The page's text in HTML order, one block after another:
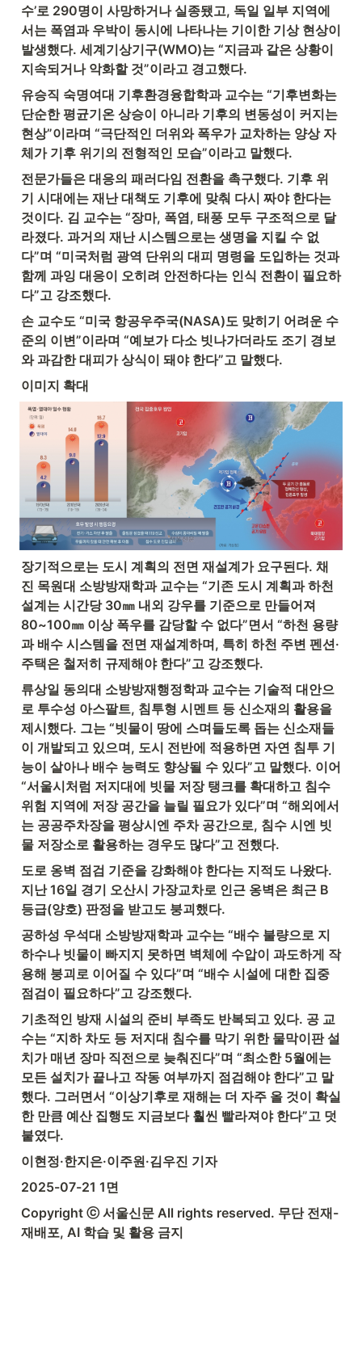
수’로 290명이 사망하거나 실종됐고, 독일 일부 지역에
서는 폭염과 우박이 동시에 나타나는 기이한 기상 현상이
발생했다. 세계기상기구(WMO)는 “지금과 같은 상황이
지속되거나 악화할 것”이라고 경고했다.
유승직 숙명여대 기후환경융합학과 교수는 “기후변화는
단순한 평균기온 상승이 아니라 기후의 변동성이 커지는
현상”이라며 “극단적인 더위와 폭우가 교차하는 양상 자
체가 기후 위기의 전형적인 모습”이라고 말했다.
전문가들은 대응의 패러다임 전환을 촉구했다. 기후 위
기 시대에는 재난 대책도 기후에 맞춰 다시 짜야 한다는
것이다. 김 교수는 “장마, 폭염, 태풍 모두 구조적으로 달
라졌다. 과거의 재난 시스템으로는 생명을 지킬 수 없
다”며 “미국처럼 광역 단위의 대피 명령을 도입하는 것과
함께 과잉 대응이 오히려 안전하다는 인식 전환이 필요하
다”고 강조했다.
손 교수도 “미국 항공우주국(NASA)도 맞히기 어려운 수
준의 이변”이라며 “예보가 다소 빗나가더라도 조기 경보
와 과감한 대피가 상식이 돼야 한다”고 말했다.
이미지 확대
장기적으로는 도시 계획의 전면 재설계가 요구된다. 채
진 목원대 소방방재학과 교수는 “기존 도시 계획과 하천
설계는 시간당 30㎜ 내외 강우를 기준으로 만들어져
80~100㎜ 이상 폭우를 감당할 수 없다”면서 “하천 용량
과 배수 시스템을 전면 재설계하며, 특히 하천 주변 펜션·
주택은 철저히 규제해야 한다”고 강조했다.
류상일 동의대 소방방재행정학과 교수는 기술적 대안으
로 투수성 아스팔트, 침투형 시멘트 등 신소재의 활용을
제시했다. 그는 “빗물이 땅에 스며들도록 돕는 신소재들
이 개발되고 있으며, 도시 전반에 적용하면 자연 침투 기
능이 살아나 배수 능력도 향상될 수 있다”고 말했다. 이어
“서울시처럼 저지대에 빗물 저장 탱크를 확대하고 침수
위험 지역에 저장 공간을 늘릴 필요가 있다”며 “해외에서
는 공공주차장을 평상시엔 주차 공간으로, 침수 시엔 빗
물 저장소로 활용하는 경우도 많다”고 전했다.
도로 옹벽 점검 기준을 강화해야 한다는 지적도 나왔다.
지난 16일 경기 오산시 가장교차로 인근 옹벽은 최근 B
등급(양호) 판정을 받고도 붕괴했다.
공하성 우석대 소방방재학과 교수는 “배수 불량으로 지
하수나 빗물이 빠지지 못하면 벽체에 수압이 과도하게 작
용해 붕괴로 이어질 수 있다”며 “배수 시설에 대한 집중
점검이 필요하다”고 강조했다.
기초적인 방재 시설의 준비 부족도 반복되고 있다. 공 교
수는 “지하 차도 등 저지대 침수를 막기 위한 물막이판 설
치가 매년 장마 직전으로 늦춰진다”며 “최소한 5월에는
모든 설치가 끝나고 작동 여부까지 점검해야 한다”고 말
했다. 그러면서 “이상기후로 재해는 더 자주 올 것이 확실
한 만큼 예산 집행도 지금보다 훨씬 빨라져야 한다”고 덧
붙였다.
이현정·한지은·이주원·김우진 기자
2025-07-21 1면
Copyright ⓒ 서울신문 All rights reserved. 무단 전재-
재배포, AI 학습 및 활용 금지